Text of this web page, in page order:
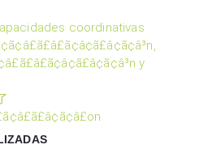
coordinativas
y